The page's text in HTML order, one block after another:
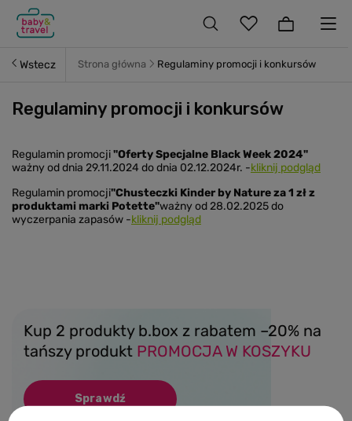
Wstecz Strona główna Regulaminy promocji i konkursów
Regulaminy promocji i konkursów
Regulamin promocji"Oferty Specjalne Black Week 2024"
ważny od dnia 29.11.2024 do dnia 02.12.2024r. -kliknij podgląd
Regulamin promocji"Chusteczki Kinder by Nature za 1 zł z
produktami marki Potette"ważny od 28.02.2025 do
wyczerpania zapasów -kliknij podgląd
Kup 2 produkty b.box z rabatem –20% na
tańszy produkt PROMOCJA W KOSZYKU
Sprawdź